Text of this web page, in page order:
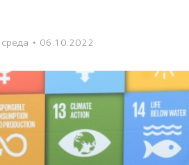
· 06.10.2022